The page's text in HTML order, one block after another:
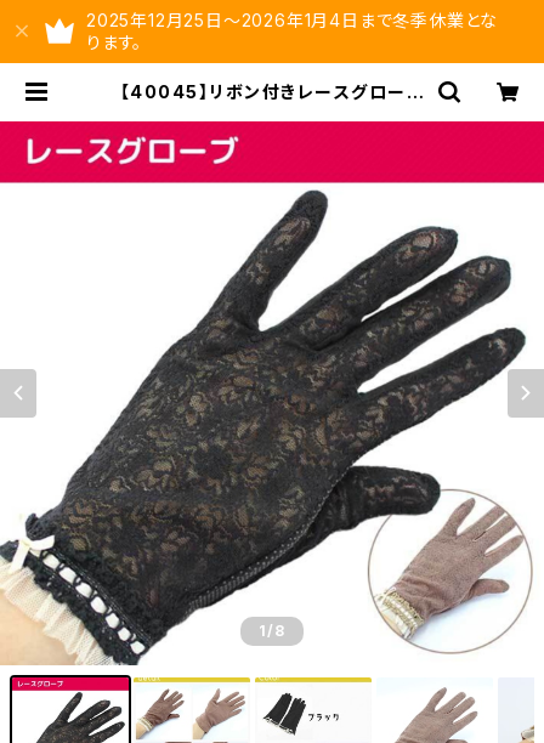
2025年12月25日～2026年1月4日まで冬季休業とな
ります。
【40045】リボン付きレースグローブ
対策 日焼け防止 レース手袋 リ
ボン手袋 リボングローブ サマーグ
ローブ 春夏 プレゼント ギフト
滑り止め | ysltd
1 /8